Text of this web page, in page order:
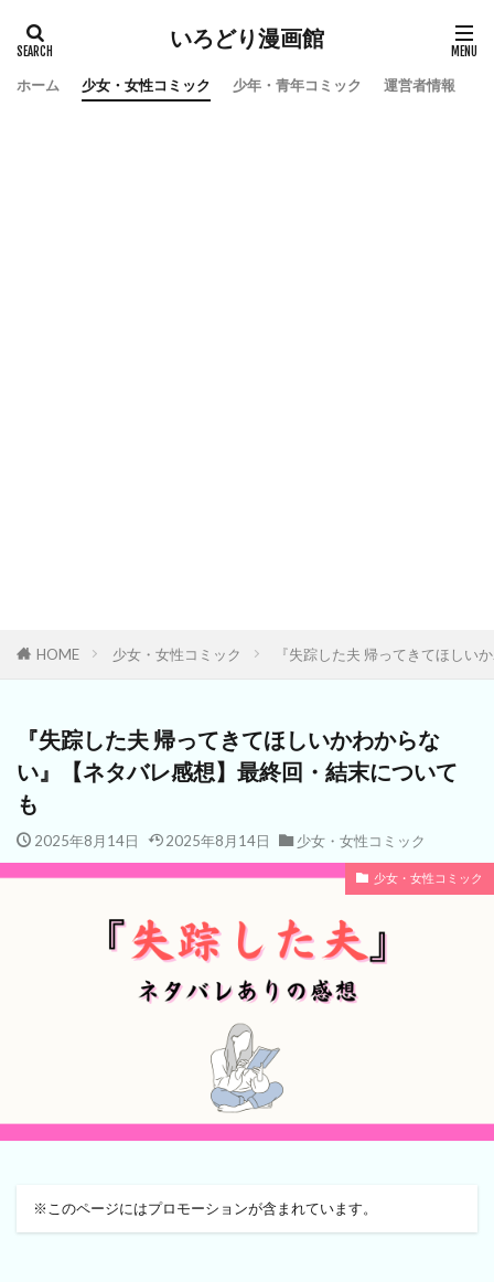
いろどり漫画館
ホーム 少女・女性コミック 少年・青年コミック 運営者情報
HOME 少女・女性コミック 『失踪した夫 帰ってきてほしい
『失踪した夫 帰ってきてほしいかわからな
い』【ネタバレ感想】最終回・結末について
も
2025年8月14日 2025年8月14日 少女・女性コミック
少女・女性コミック
※このページにはプロモーションが含まれています。